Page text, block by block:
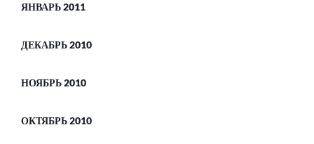
ЯНВАРЬ 2011
ДЕКАБРЬ 2010
НОЯБРЬ 2010
ОКТЯБРЬ 2010